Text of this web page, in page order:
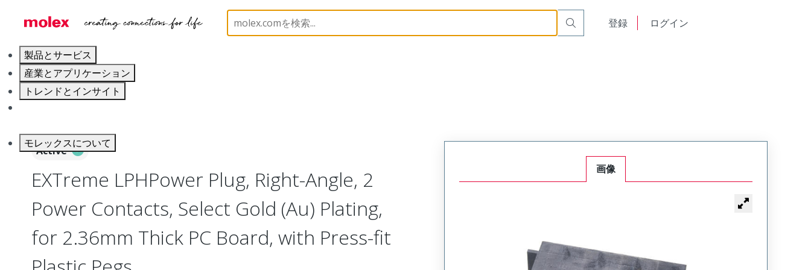
登録 ログイン
製品とサービス
産業とアプリケーション
トレンドとインサイト
モレックスについて
Board-to-Board Connectors 45985 459852923
Active
EXTreme LPHPower Plug, Right-Angle, 2
Power Contacts, Select Gold (Au) Plating,
for 2.36mm Thick PC Board, with Press-fit
画像